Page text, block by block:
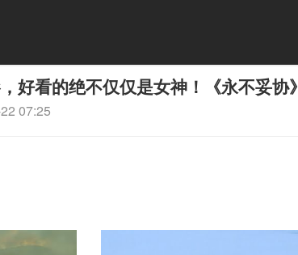
好看的绝不仅仅是女神！《永不妥协》
07:25